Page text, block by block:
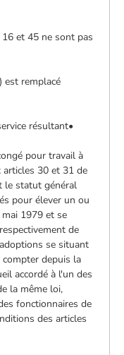
et 45 ne sont pas
remplacé
résultant•
pour travail à
30 et 31 de
le statut général
pour élever un ou
1979 et se
de
se situant
depuis la
accordé à l'un des
la même loi,
fonctionnaires de
des articles